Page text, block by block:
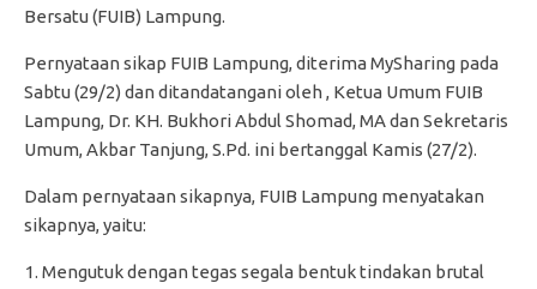
Bersatu (FUIB) Lampung.
Pernyataan sikap FUIB Lampung, diterima MySharing pada
Sabtu (29/2) dan ditandatangani oleh , Ketua Umum FUIB
Lampung, Dr. KH. Bukhori Abdul Shomad, MA dan Sekretaris
Umum, Akbar Tanjung, S.Pd. ini bertanggal Kamis (27/2).
Dalam pernyataan sikapnya, FUIB Lampung menyatakan
sikapnya, yaitu:
Mengutuk dengan tegas segala bentuk tindakan brutal